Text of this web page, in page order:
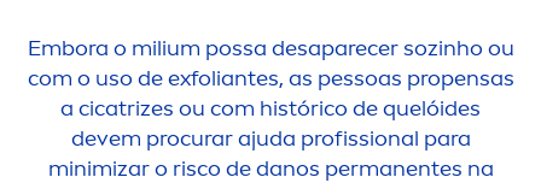
Embora o milium possa desaparecer sozinho ou
com o uso de exfoliantes, as pessoas propensas
a cicatrizes ou com histórico de quelóides
devem procurar ajuda profissional para
minimizar o risco de danos permanentes na